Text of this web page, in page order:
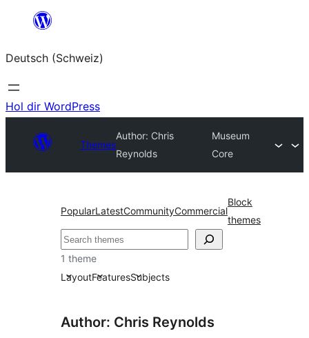
springen
Deutsch (Schweiz)
Hol dir WordPress
Themes
Author: Chris
Reynolds
Museum
Core
PopularLatestCommunityCommercial
Block
themes
Suchen
1 theme
LayoutFeaturesSubjects
Author: Chris Reynolds